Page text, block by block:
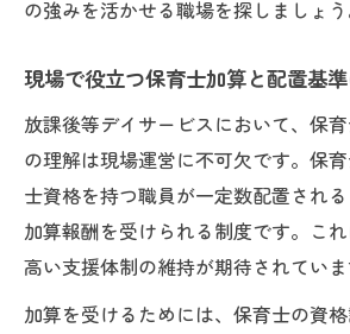
の強みを活かせる職場を探しましょう
現場で役立つ保育士加算と配置基
放課後等デイサービスにおいて、保
の理解は現場運営に不可欠です。保
士資格を持つ職員が一定数配置され
加算報酬を受けられる制度です。こ
高い支援体制の維持が期待されていま
加算を受けるためには、保育士の資